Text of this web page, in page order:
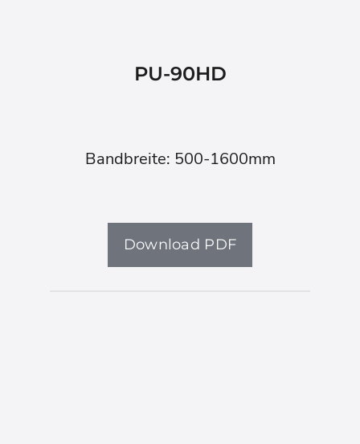
PU-90HD
Bandbreite: 500-1600mm
Download PDF